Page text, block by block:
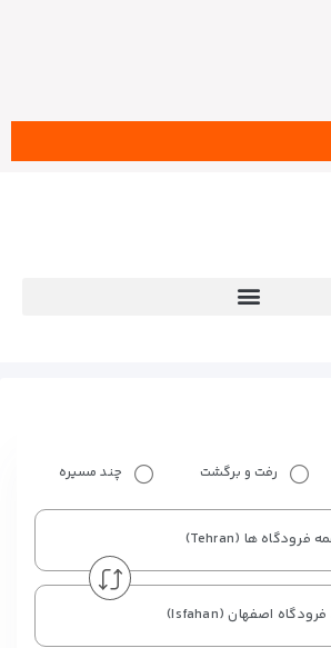
رفت و برگشت چند مسیره
فرودگاه ها (Tehran)
فرودگاه اصفهان (Isfahan)